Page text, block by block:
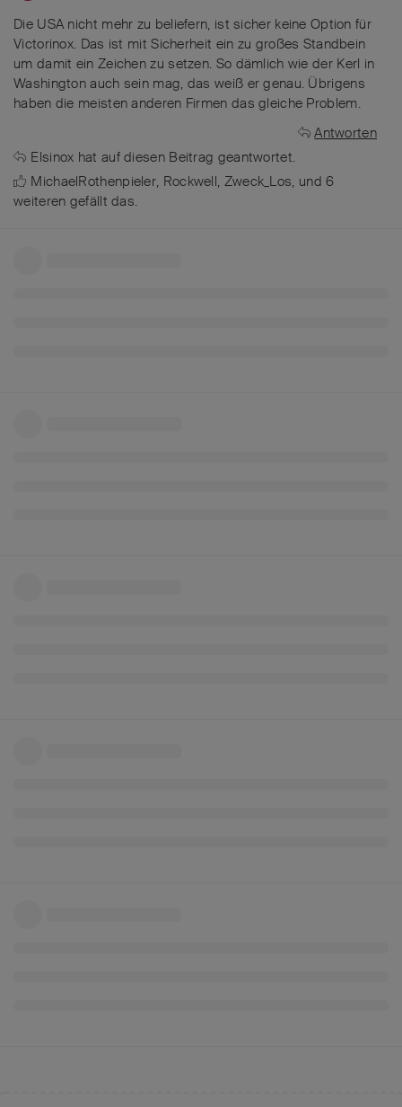
Die USA nicht mehr zu beliefern, ist sicher keine Option für
Victorinox. Das ist mit Sicherheit ein zu großes Standbein
um damit ein Zeichen zu setzen. So dämlich wie der Kerl in
Washington auch sein mag, das weiß er genau. Übrigens
haben die meisten anderen Firmen das gleiche Problem.
Antworten
Elsinox hat auf diesen Beitrag geantwortet.
MichaelRothenpieler, Rockwell, Zweck_Los, und6
weiteren gefällt das.